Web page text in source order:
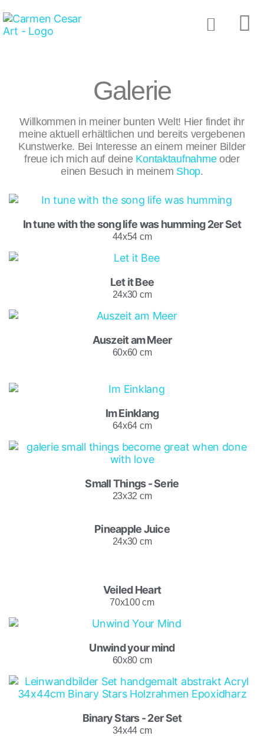
Galerie
Willkommen in meiner bunten Welt! Hier findet ihr
meine aktuell erhältlichen und bereits vergebenen
Kunstwerke. Bei Interesse an einem meiner Bilder
freue ich mich auf deine Kontaktaufnahmeoder
einen Besuch in meinem Shop.
In tune with the song life was humming 2er Set
44x54 cm
Let it Bee
24x30 cm
Auszeit am Meer
60x60 cm
Im Einklang
64x64 cm
Small Things - Serie
23x32 cm
Pineapple Juice
24x30 cm
Veiled Heart
70x100 cm
Unwind your mind
60x80 cm
Binary Stars - 2er Set
34x44 cm